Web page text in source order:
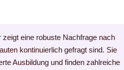
eine robuste Nachfrage nach
kontinuierlich gefragt sind. Sie
Ausbildung und finden zahlreiche